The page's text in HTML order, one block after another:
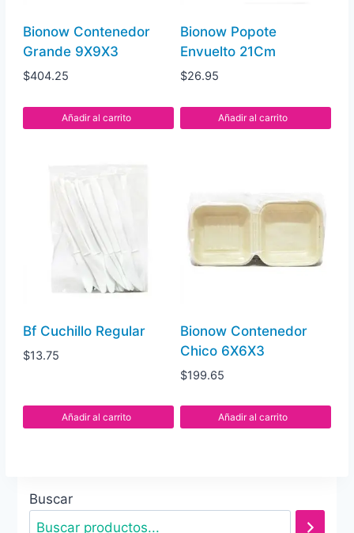
Bionow Contenedor
Grande 9X9X3
$404.25
Añadir al carrito
Bionow Popote
Envuelto 21Cm
$26.95
Añadir al carrito
Bf Cuchillo Regular
$13.75
Añadir al carrito
Bionow Contenedor
Chico 6X6X3
$199.65
Añadir al carrito
Buscar